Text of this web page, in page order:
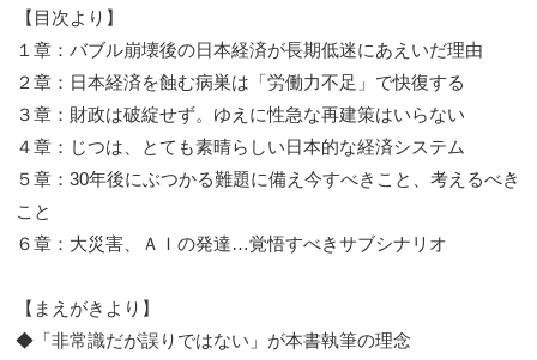
【目次より】
１章：バブル崩壊後の日本経済が長期低迷にあえいだ理由
２章：日本経済を蝕む病巣は「労働力不足」で快復する
３章：財政は破綻せず。ゆえに性急な再建策はいらない
４章：じつは、とても素晴らしい日本的な経済システム
５章：30年後にぶつかる難題に備え今すべきこと、考えるべき
こと
６章：大災害、ＡＩの発達…覚悟すべきサブシナリオ
【まえがきより】
◆「非常識だが誤りではない」が本書執筆の理念